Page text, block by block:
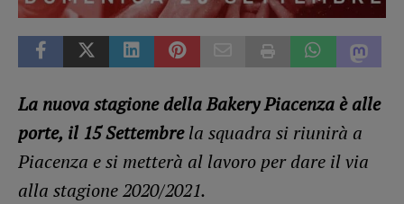
La nuova stagione della Bakery Piacenza è alle
porte, il 15 Settembrela squadra si riunirà a
Piacenza e si metterà al lavoro per dare il via
alla stagione 2020/2021.